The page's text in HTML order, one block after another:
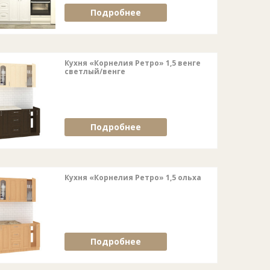
Подробнее
Кухня «Корнелия Ретро» 1,5 венге
светлый/венге
Подробнее
Кухня «Корнелия Ретро» 1,5 ольха
Подробнее